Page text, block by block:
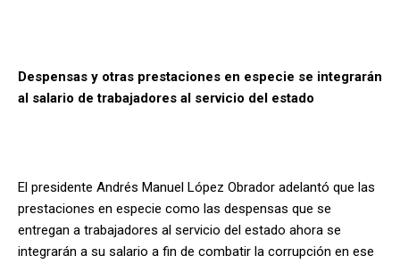
Despensas y otras prestaciones en especie se integrarán
al salario de trabajadores al servicio del estado
El presidente Andrés Manuel López Obrador adelantó que las
prestaciones en especie como las despensas que se
entregan a trabajadores al servicio del estado ahora se
integrarán a su salario a fin de combatir la corrupción en ese